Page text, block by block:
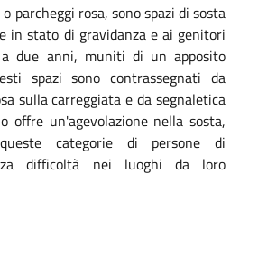
parcheggi rosa, sono spazi di sosta
in stato di gravidanza e ai genitori
due anni, muniti di un apposito
spazi sono contrassegnati da
sulla carreggiata e da segnaletica
offre un'agevolazione nella sosta,
categorie di persone di
difficoltà nei luoghi da loro